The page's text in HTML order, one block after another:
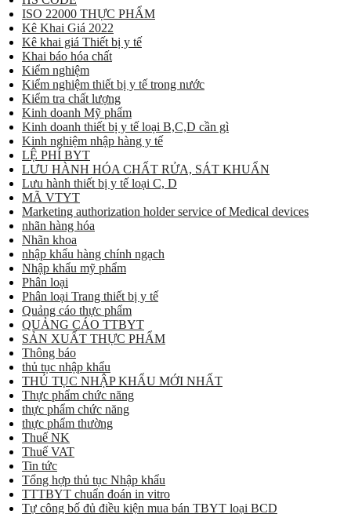
ISO 22000 THỰC PHẨM
Kê Khai Giá 2022
Kê khai giá Thiết bị y tế
Khai báo hóa chất
Kiểm nghiệm
Kiểm nghiệm thiết bị y tế trong nước
Kiểm tra chất lượng
Kinh doanh Mỹ phẩm
Kinh doanh thiết bị y tế loại B,C,D cần gì
Kinh nghiệm nhập hàng y tế
LỆ PHÍ BYT
LƯU HÀNH HÓA CHẤT RỬA, SÁT KHUẨN
Lưu hành thiết bị y tế loại C, D
MÃ VTYT
Marketing authorization holder service of Medical devices
nhãn hàng hóa
Nhãn khoa
nhập khẩu hàng chính ngạch
Nhập khẩu mỹ phẩm
Phân loại
Phân loại Trang thiết bị y tế
Quảng cáo thực phẩm
QUẢNG CÁO TTBYT
SẢN XUẤT THỰC PHẨM
Thông báo
thủ tục nhập khẩu
THỦ TỤC NHẬP KHẨU MỚI NHẤT
Thực phẩm chức năng
thực phẩm chức năng
thực phẩm thường
Thuế NK
Thuế VAT
Tin tức
Tổng hợp thủ tục Nhập khẩu
TTTBYT chuẩn đoán in vitro
Tự công bố đủ điều kiện mua bán TBYT loại BCD